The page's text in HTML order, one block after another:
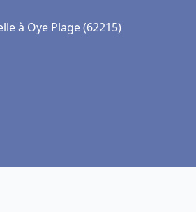
à Oye Plage (62215)